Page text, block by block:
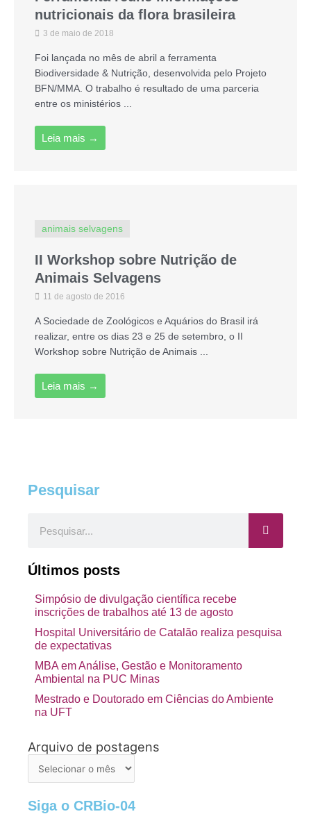
nutricionais da flora brasileira
3 de maio de 2018
Foi lançada no mês de abril a ferramenta
Biodiversidade & Nutrição, desenvolvida pelo Projeto
BFN/MMA. O trabalho é resultado de uma parceria
entre os ministérios ...
Leia mais →
animais selvagens
II Workshop sobre Nutrição de
Animais Selvagens
11 de agosto de 2016
A Sociedade de Zoológicos e Aquários do Brasil irá
realizar, entre os dias 23 e 25 de setembro, o II
Workshop sobre Nutrição de Animais ...
Leia mais →
Pesquisar
Últimos posts
Simpósio de divulgação científica recebe
inscrições de trabalhos até 13 de agosto
Hospital Universitário de Catalão realiza pesquisa
de expectativas
MBA em Análise, Gestão e Monitoramento
Ambiental na PUC Minas
Mestrado e Doutorado em Ciências do Ambiente
na UFT
Arquivo de postagens
Arquivo
Siga o CRBio-04